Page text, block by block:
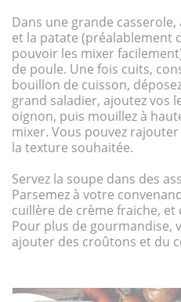
Dans une grande
et la patate (préalablement
pouvoir les mixer
de poule. Une fois cuits,
bouillon de cuisson,
grand saladier, ajoutez vos
oignon, puis mouillez à
mixer. Vous pouvez
la texture souhaitée.
Servez la soupe dans des
Parsemez à votre
cuillère de crème fraiche, et
Pour plus de gourmandise,
ajouter des croûtons et du